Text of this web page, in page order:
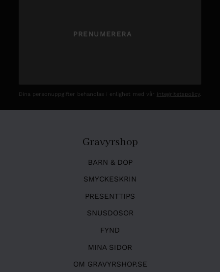
PRENUMERERA
Dina personuppgifter behandlas i enlighet med vår integritetspolicy.
Gravyrshop
BARN & DOP
SMYCKESKRIN
PRESENTTIPS
SNUSDOSOR
FYND
MINA SIDOR
OM GRAVYRSHOP.SE